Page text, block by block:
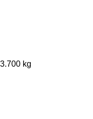
3.700 kg